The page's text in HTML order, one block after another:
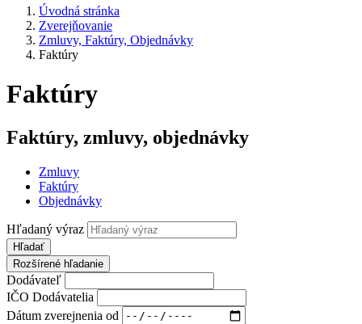
Úvodná stránka
Zverejňovanie
Zmluvy, Faktúry, Objednávky
Faktúry
Faktúry
Faktúry, zmluvy, objednávky
Zmluvy
Faktúry
Objednávky
Hľadaný výraz
Hľadať
Rozšírené hľadanie
Dodávateľ
IČO Dodávatelia
Dátum zverejnenia od